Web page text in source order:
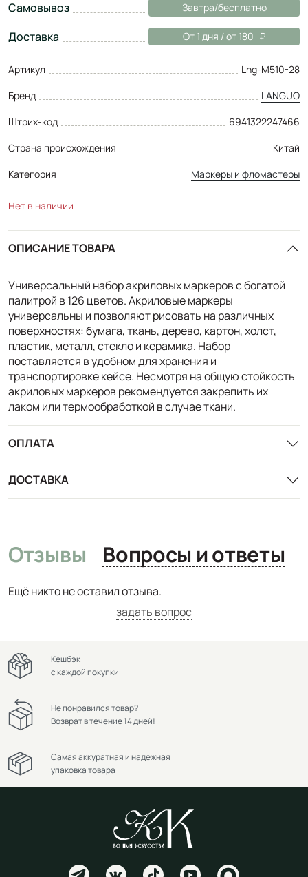
Самовывоз Завтра/бесплатно
Доставка От 1 дня / от 180
Артикул
Lng-M510-28
Бренд
LANGUO
Штрих-код
6941322247466
Страна происхождения
Китай
Категория
Маркеры и фломастеры
Нет в наличии
ОПИСАНИЕ ТОВАРА
Универсальный набор акриловых маркеров с богатой
палитрой в 126 цветов. Акриловые маркеры
универсальны и позволяют рисовать на различных
поверхностях: бумага, ткань, дерево, картон, холст,
пластик, металл, стекло и керамика. Набор
поставляется в удобном для хранения и
транспортировке кейсе. Несмотря на общую стойкость
акриловых маркеров рекомендуется закрепить их
лаком или термообработкой в случае ткани.
ОПЛАТА
ДОСТАВКА
Отзывы Вопросы и ответы
Ещё никто не оставил отзыва.
задать вопрос
Кешбэк
с каждой покупки
Не понравился товар?
Возврат в течение 14 дней!
Самая аккуратная и надежная
упаковка товара